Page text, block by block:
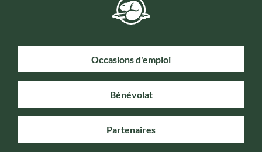
Occasions d'emploi
Bénévolat
Partenaires